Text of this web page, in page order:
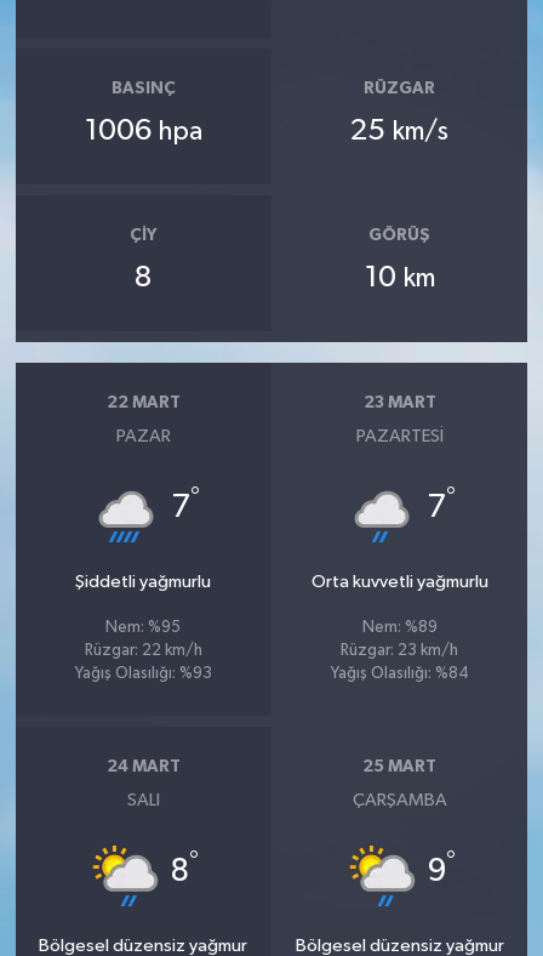
BASINÇ
1006 hpa
RÜZGAR
25 km/s
ÇIY
8
GÖRÜŞ
10 km
22 MART
PAZAR
7°
Şiddetli yağmurlu
Nem: %95
Rüzgar: 22 km/h
Yağış Olasılığı: %93
23 MART
PAZARTESI
7°
Orta kuvvetli yağmurlu
Nem: %89
Rüzgar: 23 km/h
Yağış Olasılığı: %84
24 MART
SALI
8°
Bölgesel düzensiz yağmur
25 MART
ÇARŞAMBA
9°
Bölgesel düzensiz yağmur